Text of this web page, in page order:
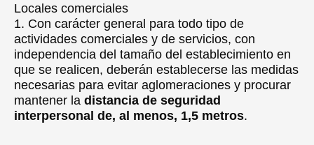
Locales comerciales
1. Con carácter general para todo tipo de
actividades comerciales y de servicios, con
independencia del tamaño del establecimiento en
que se realicen, deberán establecerse las medidas
necesarias para evitar aglomeraciones y procurar
mantener la distancia de seguridad
interpersonal de, al menos, 1,5 metros.